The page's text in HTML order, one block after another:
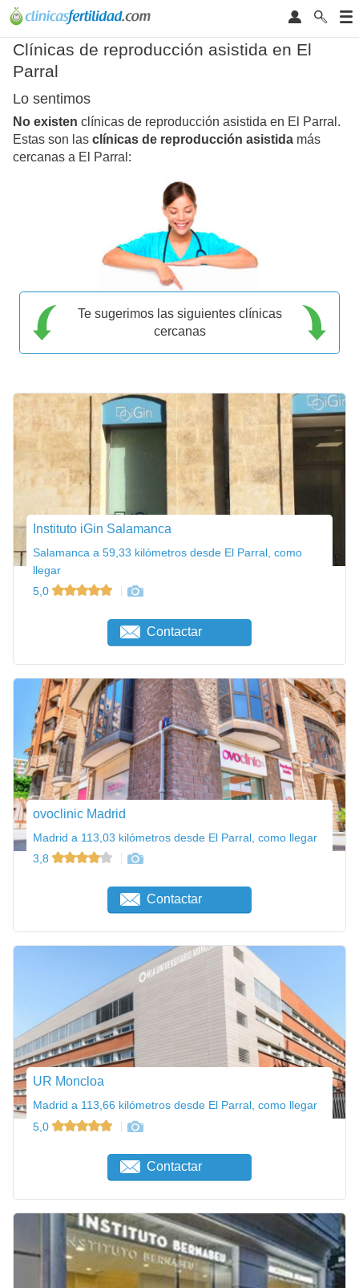
Clínicas de reproducción asistida en El
Parral
Lo sentimos
No existen clínicas de reproducción asistida en El Parral.
Estas son las clínicas de reproducción asistida más
cercanas a El Parral:
Te sugerimos las siguientes clínicas
cercanas
Instituto iGin Salamanca
Salamanca a 59,33 kilómetros desde El Parral, como
llegar
5,0
Contactar
ovoclinic Madrid
Madrid a 113,03 kilómetros desde El Parral, como llegar
3,8
Contactar
UR Moncloa
Madrid a 113,66 kilómetros desde El Parral, como llegar
5,0
Contactar